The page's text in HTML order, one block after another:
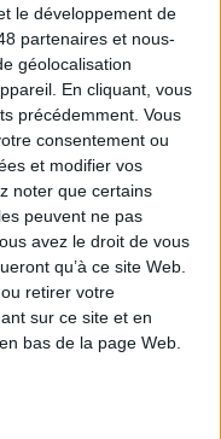
le développement de
partenaires et nous-
géolocalisation
En cliquant, vous
précédemment. Vous
consentement ou
et modifier vos
noter que certains
peuvent ne pas
avez le droit de vous
qu’à ce site Web.
retirer votre
sur ce site et en
bas de la page Web.
: enjeux, méthodes et
des